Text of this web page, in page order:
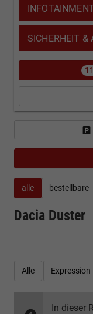
alle bestellbare
Dacia Duster
Alle Expression
In dieser
SICHERHEIT &